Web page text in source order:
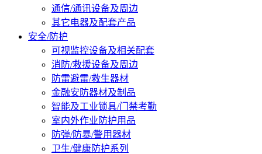
通信/通讯设备及周边
其它电器及配套产品
安全/防护
可视监控设备及相关配套
消防/救援设备及周边
防雷避雷/救生器材
金融安防器材及制品
智能及工业锁具/门禁考勤
室内外作业防护用品
防弹/防暴/警用器材
卫生/健康防护系列